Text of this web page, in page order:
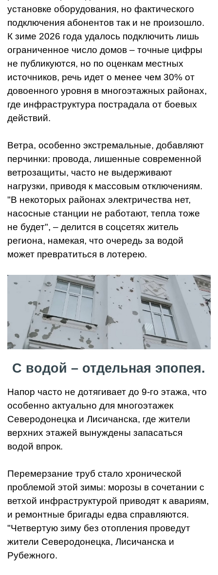
установке оборудования, но фактического
подключения абонентов так и не произошло.
К зиме 2026 года удалось подключить лишь
ограниченное число домов – точные цифры
не публикуются, но по оценкам местных
источников, речь идет о менее чем 30% от
довоенного уровня в многоэтажных районах,
где инфраструктура пострадала от боевых
действий.
Ветра, особенно экстремальные, добавляют
перчинки: провода, лишенные современной
ветрозащиты, часто не выдерживают
нагрузки, приводя к массовым отключениям.
"В некоторых районах электричества нет,
насосные станции не работают, тепла тоже
не будет", – делится в соцсетях житель
региона, намекая, что очередь за водой
может превратиться в лотерею.
С водой – отдельная эпопея.
Напор часто не дотягивает до 9-го этажа, что
особенно актуально для многоэтажек
Северодонецка и Лисичанска, где жители
верхних этажей вынуждены запасаться
водой впрок.
Перемерзание труб стало хронической
проблемой этой зимы: морозы в сочетании с
ветхой инфраструктурой приводят к авариям,
и ремонтные бригады едва справляются.
"Четвертую зиму без отопления проведут
жители Северодонецка, Лисичанска и
Рубежного.